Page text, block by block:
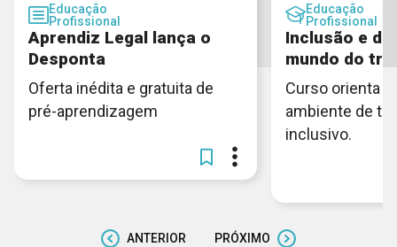
Educação
Profissional
Aprendiz Legal lança o
Desponta
Oferta inédita e gratuita de
pré-aprendizagem
Educação
Profissional
Inclusão e
mundo do
Curso orienta
ambiente de
inclusivo.
ANTERIOR PRÓXIMO